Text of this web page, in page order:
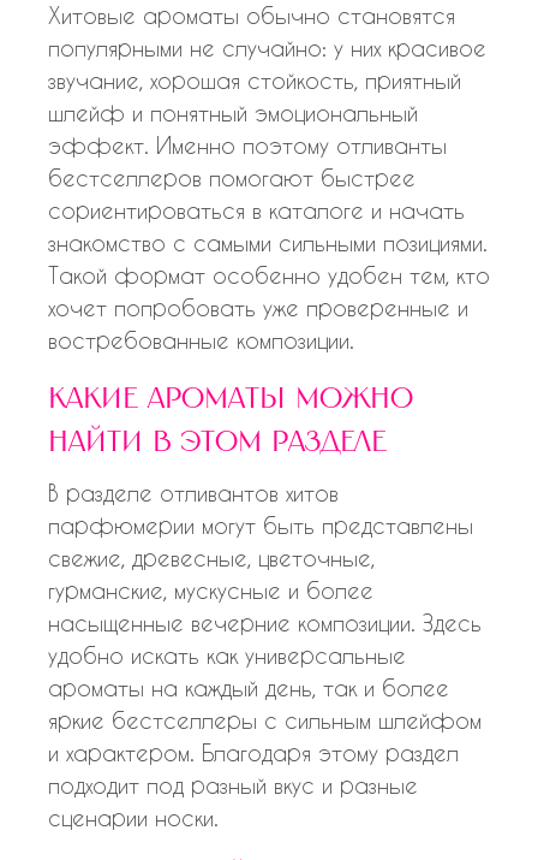
Хитовые ароматы обычно становятся
популярными не случайно: у них красивое
звучание, хорошая стойкость, приятный
шлейф и понятный эмоциональный
эффект. Именно поэтому отливанты
бестселлеров помогают быстрее
сориентироваться в каталоге и начать
знакомство с самыми сильными позициями.
Такой формат особенно удобен тем, кто
хочет попробовать уже проверенные и
востребованные композиции.
какие ароматы можно
найти в этом разделе
В разделе отливантов хитов
парфюмерии могут быть представлены
свежие, древесные, цветочные,
гурманские, мускусные и более
насыщенные вечерние композиции. Здесь
удобно искать как универсальные
ароматы на каждый день, так и более
яркие бестселлеры с сильным шлейфом
и характером. Благодаря этому раздел
подходит под разный вкус и разные
сценарии носки.